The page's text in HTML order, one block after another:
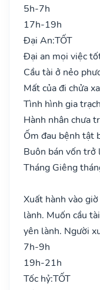
5h-7h
17h-19h
Đại An:TỐT
Đại an mọi việc
Cầu tài ở nẻo
Mất của đi chửa
Tình hình gia
Hành nhân chưa
Ốm đau bệnh tật
Buôn bán vốn trở
Tháng Giêng
Xuất hành vào
lành. Muốn cầu
yên lành. Người
7h-9h
19h-21h
Tốc hỷ:TỐT